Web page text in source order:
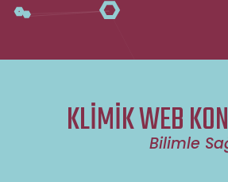
KLİMİK WEB
Bilimle